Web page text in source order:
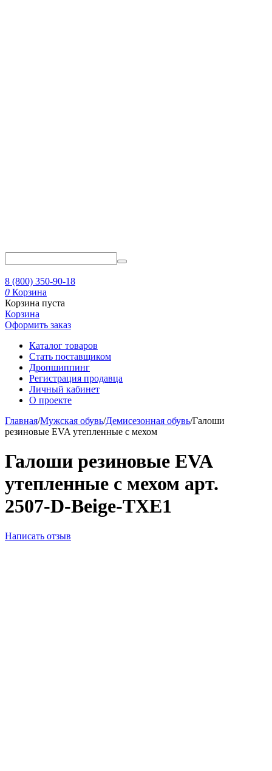
8 (800) 350-90-18
0 Корзина
Корзина пуста
Корзина
Оформить заказ
Каталог товаров
Стать поставщиком
Дропшиппинг
Регистрация продавца
Личный кабинет
О проекте
Главная/Мужская обувь/Демисезонная обувь/Галоши
резиновые EVA утепленные с мехом
Галоши резиновые EVA
утепленные с мехом арт.
2507-D-Beige-TXE1
Написать отзыв